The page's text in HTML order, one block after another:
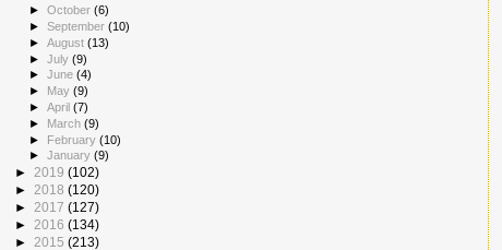
►October(6)
►September(10)
►August(13)
►July(9)
►June(4)
►
May(9)
►April(7)
► March(9)
► February(10)
►January(9)
► 2019 (102)
► 2018 (120)
► 2017 (127)
► 2016 (134)
► 2015 (213)